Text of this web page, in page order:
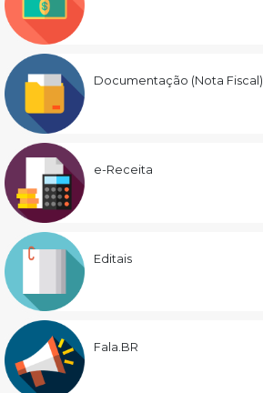
Documentação (Nota Fiscal)
e-Receita
Editais
Fala.BR